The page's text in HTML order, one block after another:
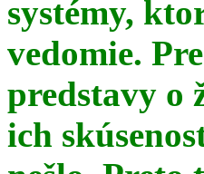
systémy,
vedomie.
predstavy o
ich